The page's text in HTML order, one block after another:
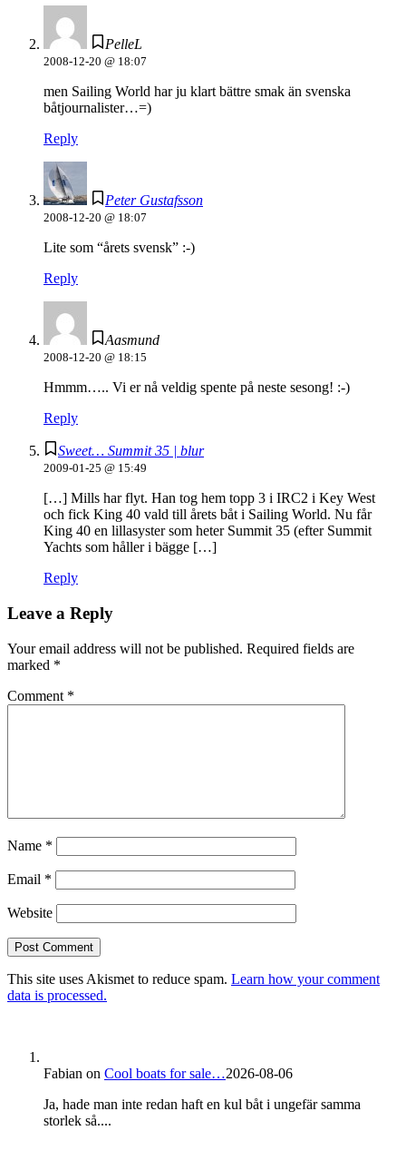
PelleL
2008-12-20 @ 18:07
men Sailing World har ju klart bättre smak än svenska
båtjournalister…=)
Reply
Peter Gustafsson
2008-12-20 @ 18:07
Lite som “årets svensk” :-)
Reply
Aasmund
2008-12-20 @ 18:15
Hmmm….. Vi er nå veldig spente på neste sesong! :-)
Reply
Sweet… Summit 35 | blur
2009-01-25 @ 15:49
[…] Mills har flyt. Han tog hem topp 3 i IRC2 i Key West
och fick King 40 vald till årets båt i Sailing World. Nu får
King 40 en lillasyster som heter Summit 35 (efter Summit
Yachts som håller i bägge […]
Reply
Leave a Reply
Your email address will not be published. Required fields are
marked *
Comment *
Name *
Email *
Website
This site uses Akismet to reduce spam. Learn how your comment
data is processed.
Fabian on Cool boats for sale…2026-08-06
Ja, hade man inte redan haft en kul båt i ungefär samma
storlek så....